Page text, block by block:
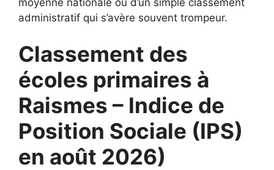
administratif qui s’avère souvent trompeur.
Classement des
écoles primaires à
Raismes – Indice de
Position Sociale (IPS)
en août 2026)